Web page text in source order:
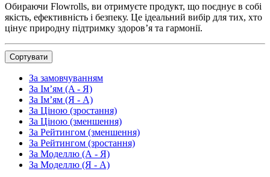
Обираючи Flowrolls, ви отримуєте продукт, що поєднує в собі
якість, ефективність і безпеку. Це ідеальний вибір для тих, хто
цінує природну підтримку здоров’я та гармонії.
Сортувати
За замовчуванням
За Ім’ям (A - Я)
За Ім’ям (Я - A)
За Ціною (зростання)
За Ціною (зменшення)
За Рейтингом (зменшення)
За Рейтингом (зростання)
За Моделлю (А - Я)
За Моделлю (Я - А)